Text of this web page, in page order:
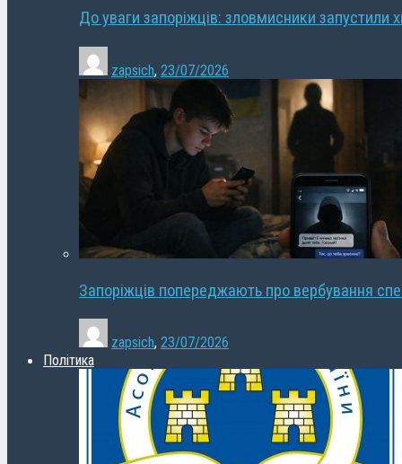
До уваги запоріжців: зловмисники запустили
zapsich, 23/07/2026
Запоріжців попереджають про вербування
zapsich, 23/07/2026
Політика